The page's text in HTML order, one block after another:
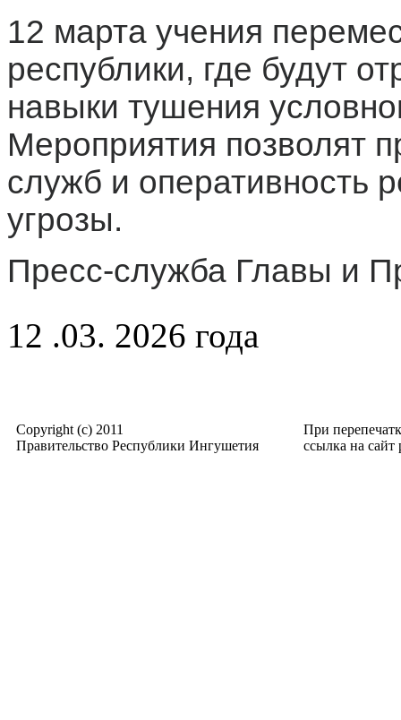
12 марта учения
республики, где будут
навыки тушения
Мероприятия позволят
служб и оперативность
угрозы.
Пресс-служба Главы и
12 .03. 2026 года
Copyright (c) 2011
Правительство Республики Ингушетия
При
ссылка на сайт